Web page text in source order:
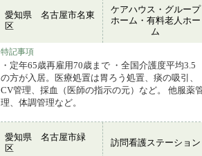
愛知県 名古屋市名東
区
ケアハウス・グループ
ホーム・有料老人ホー
ム
特記事項
・定年65歳再雇用70歳まで ・全国介護度平均3.5
の方が入居。医療処置は胃ろう処置、痰の吸引、
CV管理、採血（医師の指示の元）など。 他服薬
理、体調管理など。
愛知県 名古屋市緑
区
訪問看護ステーション